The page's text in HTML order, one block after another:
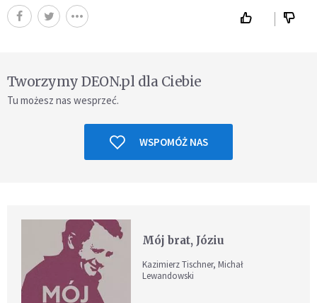
Tworzymy DEON.pl dla Ciebie
Tu możesz nas wesprzeć.
WSPOMÓŻ NAS
Mój brat, Józiu
Kazimierz Tischner, Michał
Lewandowski